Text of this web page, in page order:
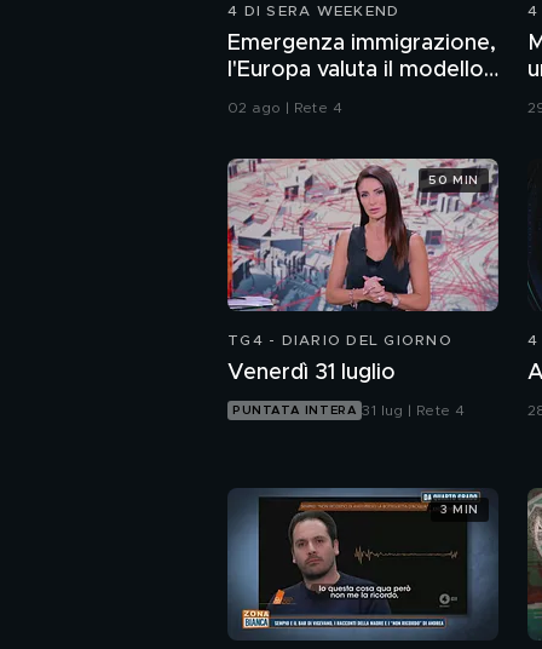
4 DI SERA WEEKEND
Emergenza immigrazione,
l'Europa valuta il modello
02 ago | Rete 4
4
TG4 - DIARIO DEL GIORNO
Venerdì 31 luglio
PUNTATA INTERA 31 lug | Rete 4
50 MIN
4
3 MIN